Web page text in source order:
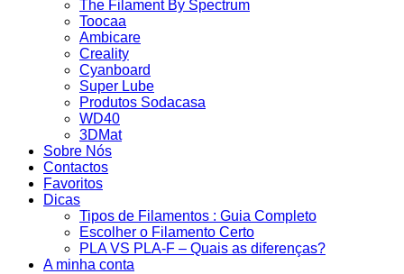
The Filament By Spectrum
Toocaa
Ambicare
Creality
Cyanboard
Super Lube
Produtos Sodacasa
WD40
3DMat
Sobre Nós
Contactos
Favoritos
Dicas
Tipos de Filamentos : Guia Completo
Escolher o Filamento Certo
PLA VS PLA-F – Quais as diferenças?
A minha conta